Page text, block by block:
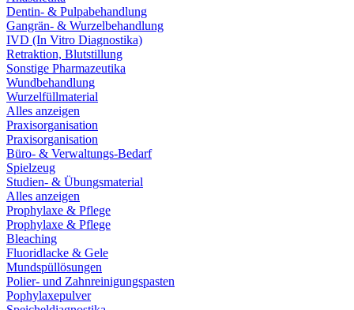
Dentin- & Pulpabehandlung
Gangrän- & Wurzelbehandlung
IVD (In Vitro Diagnostika)
Retraktion, Blutstillung
Sonstige Pharmazeutika
Wundbehandlung
Wurzelfüllmaterial
Alles anzeigen
Praxisorganisation
Praxisorganisation
Büro- & Verwaltungs-Bedarf
Spielzeug
Studien- & Übungsmaterial
Alles anzeigen
Prophylaxe & Pflege
Prophylaxe & Pflege
Bleaching
Fluoridlacke & Gele
Mundspüllösungen
Polier- und Zahnreinigungspasten
Pophylaxepulver